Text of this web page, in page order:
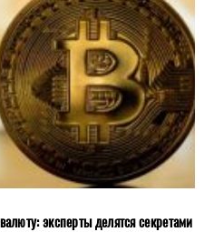
эксперты делятся секретами